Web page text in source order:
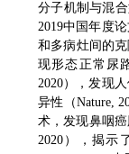
分子机制与混
2019中国年度
和多病灶间的克
现形态正常尿
2020）
，发现
异性（Nature,
术，发现鼻咽癌
2020），揭示